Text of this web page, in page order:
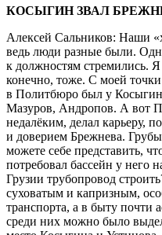
КОСЫГИН ЗВАЛ
Алексей Сальников: Наши
ведь люди разные были.
к должностям стремились.
конечно, тоже. С моей
в Политбюро был у
Мазуров, Андропов. А вот
недалёким, делал карьеру,
и доверием Брежнева.
можете себе представить,
потребовал бассейн у него
Грузии трубопровод
суховатым и капризным,
транспорта, а в быту почти
среди них можно было